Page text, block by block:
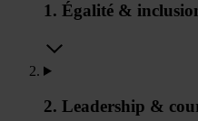
1. Égalité &
2. Leadership &